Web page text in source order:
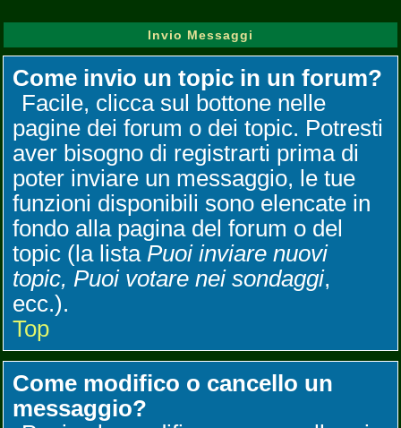
Invio Messaggi
Come invio un topic in un forum?
Facile, clicca sul bottone nelle
pagine dei forum o dei topic. Potresti
aver bisogno di registrarti prima di
poter inviare un messaggio, le tue
funzioni disponibili sono elencate in
fondo alla pagina del forum o del
topic (la lista Puoi inviare nuovi
topic, Puoi votare nei sondaggi,
ecc.).
Top
Come modifico o cancello un
messaggio?